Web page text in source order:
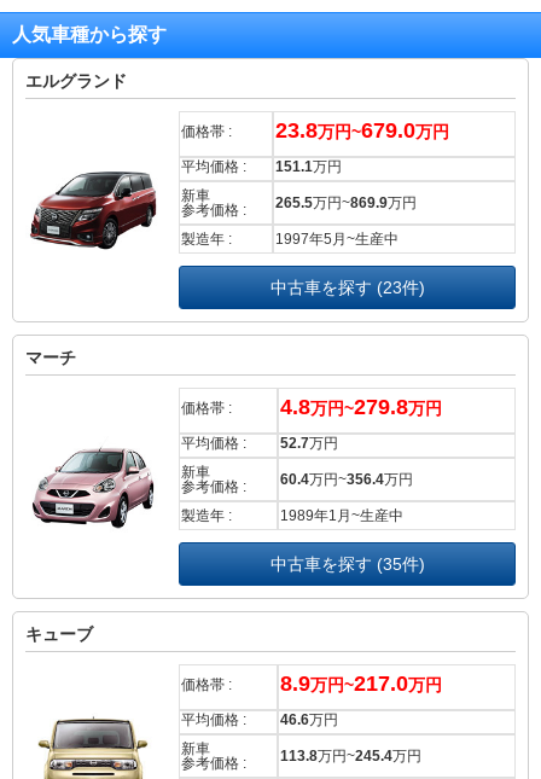
人気車種から探す
エルグランド
価格帯 : 23.8万円~679.0万円
平均価格 : 151.1万円
新車
参考価格 :
265.5万円~869.9万円
製造年 : 1997年5月~生産中
中古車を探す (23件)
マーチ
価格帯 : 4.8万円~279.8万円
平均価格 : 52.7万円
新車
参考価格 :
60.4万円~356.4万円
製造年 : 1989年1月~生産中
中古車を探す (35件)
キューブ
価格帯 : 8.9万円~217.0万円
平均価格 : 46.6万円
新車
参考価格 :
113.8万円~245.4万円